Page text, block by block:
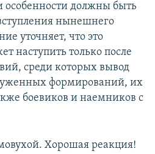
особенности должны быть
нынешнего
уточняет, что это
наступить только после
среди которых вывод
формирований, их
боевиков и наемников с
Хорошая реакция!